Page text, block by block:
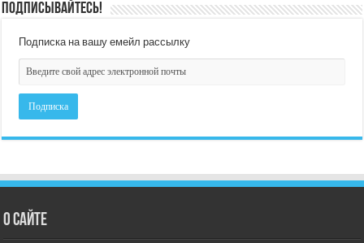
Подписывайтесь!
Подписка на вашу емейл рассылку
О сайте